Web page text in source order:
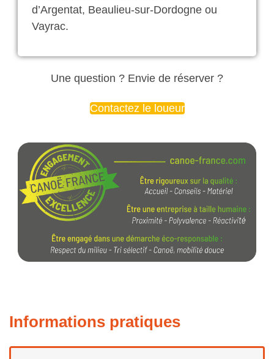
d’Argentat, Beaulieu-sur-Dordogne ou
Vayrac.
Une question ? Envie de réserver ?
Contactez le loueur
Informations pratiques